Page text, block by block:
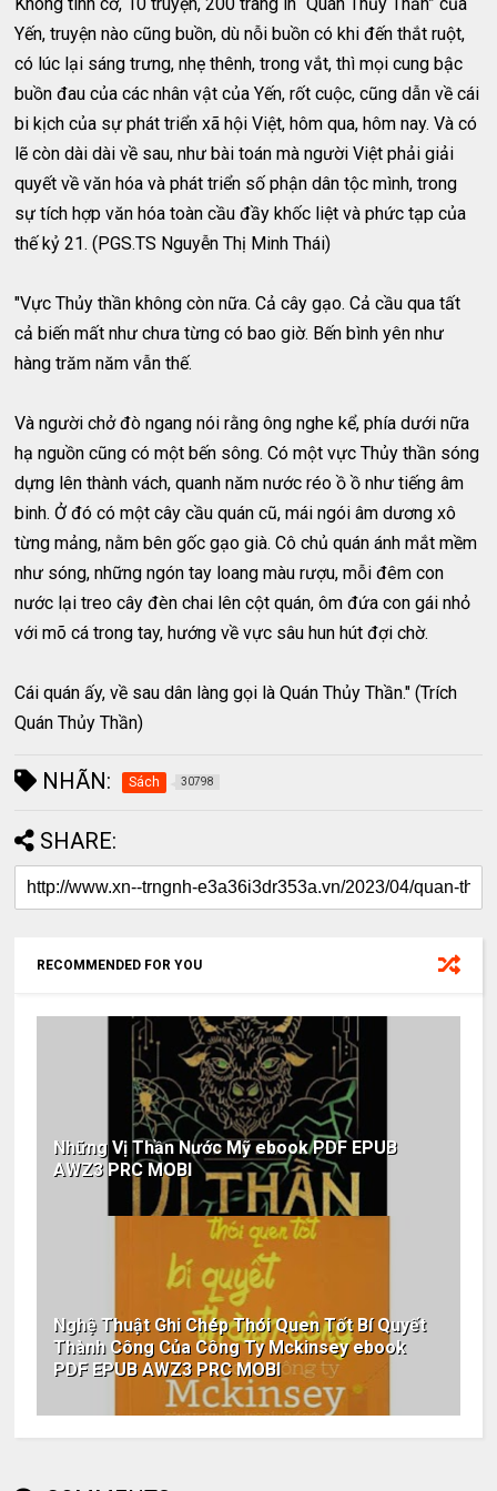
Không tình cờ, 10 truyện, 200 trang in “Quán Thủy Thần” của
Yến, truyện nào cũng buồn, dù nỗi buồn có khi đến thắt ruột,
có lúc lại sáng trưng, nhẹ thênh, trong vắt, thì mọi cung bậc
buồn đau của các nhân vật của Yến, rốt cuộc, cũng dẫn về cái
bi kịch của sự phát triển xã hội Việt, hôm qua, hôm nay. Và có
lẽ còn dài dài về sau, như bài toán mà người Việt phải giải
quyết về văn hóa và phát triển số phận dân tộc mình, trong
sự tích hợp văn hóa toàn cầu đầy khốc liệt và phức tạp của
thế kỷ 21. (PGS.TS Nguyễn Thị Minh Thái)
"Vực Thủy thần không còn nữa. Cả cây gạo. Cả cầu qua tất
cả biến mất như chưa từng có bao giờ. Bến bình yên như
hàng trăm năm vẫn thế.
Và người chở đò ngang nói rằng ông nghe kể, phía dưới nữa
hạ nguồn cũng có một bến sông. Có một vực Thủy thần sóng
dựng lên thành vách, quanh năm nước réo ồ ồ như tiếng âm
binh. Ở đó có một cây cầu quán cũ, mái ngói âm dương xô
từng mảng, nằm bên gốc gạo già. Cô chủ quán ánh mắt mềm
như sóng, những ngón tay loang màu rượu, mỗi đêm con
nước lại treo cây đèn chai lên cột quán, ôm đứa con gái nhỏ
với mõ cá trong tay, hướng về vực sâu hun hút đợi chờ.
Cái quán ấy, về sau dân làng gọi là Quán Thủy Thần." (Trích
Quán Thủy Thần)
NHÃN: Sách 30798
SHARE:
RECOMMENDED FOR YOU
Những Vị Thần Nước Mỹ ebook PDF EPUB
AWZ3 PRC MOBI
Nghệ Thuật Ghi Chép Thói Quen Tốt Bí Quyết
Thành Công Của Công Ty Mckinsey ebook
PDF EPUB AWZ3 PRC MOBI